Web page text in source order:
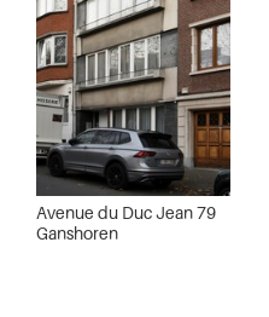
Avenue du Duc Jean 79
Ganshoren